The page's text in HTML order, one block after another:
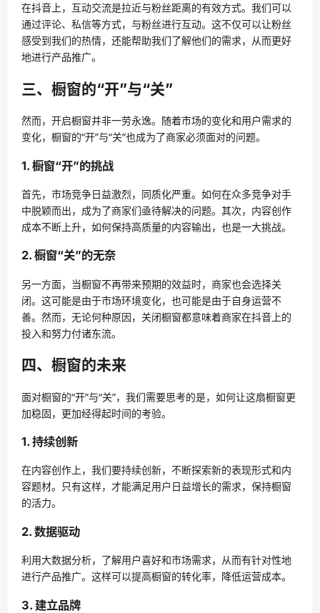
在抖音上，互动交流是拉近与粉丝距离的有效方式。我们可以
通过评论、私信等方式，与粉丝进行互动。这不仅可以让粉丝
感受到我们的热情，还能帮助我们了解他们的需求，从而更好
地进行产品推广。
三、橱窗的“开”与“关”
然而，开启橱窗并非一劳永逸。随着市场的变化和用户需求的
变化，橱窗的“开”与“关”也成为了商家必须面对的问题。
1. 橱窗“开”的挑战
首先，市场竞争日益激烈，同质化严重。如何在众多竞争对手
中脱颖而出，成为了商家们亟待解决的问题。其次，内容创作
成本不断上升，如何保持高质量的内容输出，也是一大挑战。
2. 橱窗“关”的无奈
另一方面，当橱窗不再带来预期的效益时，商家也会选择关
闭。这可能是由于市场环境变化，也可能是由于自身运营不
善。然而，无论何种原因，关闭橱窗都意味着商家在抖音上的
投入和努力付诸东流。
四、橱窗的未来
面对橱窗的“开”与“关”，我们需要思考的是，如何让这扇橱窗更
加稳固，更加经得起时间的考验。
1. 持续创新
在内容创作上，我们要持续创新，不断探索新的表现形式和内
容题材。只有这样，才能满足用户日益增长的需求，保持橱窗
的活力。
2. 数据驱动
利用大数据分析，了解用户喜好和市场需求，从而有针对性地
进行产品推广。这样可以提高橱窗的转化率，降低运营成本。
3. 建立品牌